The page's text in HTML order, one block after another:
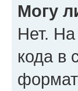
Могу
Нет.
кода в